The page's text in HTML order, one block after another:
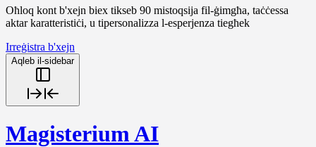
Oħloq kont b'xejn biex tikseb 90 mistoqsija fil-ġimgħa, taċċessa
aktar karatteristiċi, u tipersonalizza l-esperjenza tiegħek
Irreġistra b'xejn
Aqleb il-sidebar
Magisterium AI